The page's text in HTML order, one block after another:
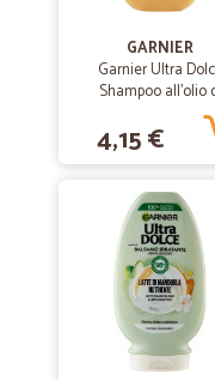
Tutto ok!!!
Tutto ok!!! Valutazione
Spesa recapitata in pochi
—
Tranne 1 prodotto
GARNIER
Garnier Ultra
Shampoo all'olio
Avocado e burro di
per capelli ricci o
250 ml
4,15 €